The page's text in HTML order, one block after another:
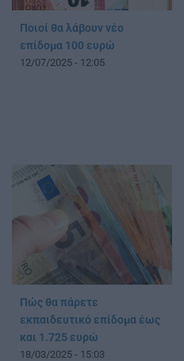
Ποιοί θα λάβουν νέο
επίδομα 100 ευρώ
12/07/2025 - 12:05
Πώς θα πάρετε
εκπαιδευτικό επίδομα έως
και 1.725 ευρώ
18/03/2025 - 15:03